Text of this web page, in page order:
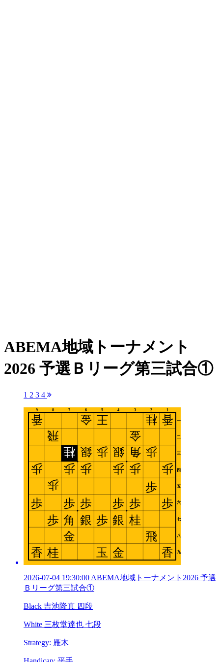
ABEMA地域トーナメント
2026 予選Ｂリーグ第三試合①
1 2 3 4
2026-07-04 19:30:00 ABEMA地域トーナメント2026 予選
Ｂリーグ第三試合①
Black 吉池隆真 四段
White 三枚堂達也 七段
Strategy: 雁木